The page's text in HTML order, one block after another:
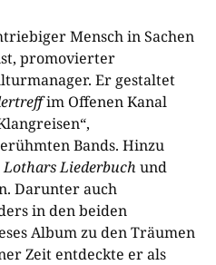
Mensch in Sachen
promovierter
Er gestaltet
im Offenen Kanal
Bands. Hinzu
Lothars Liederbuch und
Darunter auch
in den beiden
Album zu den Träumen
Zeit entdeckte er als